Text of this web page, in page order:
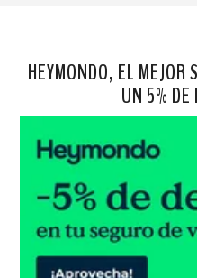
HEYMONDO, EL MEJOR
UN 5% DE